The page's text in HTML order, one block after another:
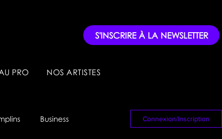
S'INSCRIRE À LA NEWSLETTER
PRO NOS ARTISTES
Business Connexion/Inscription